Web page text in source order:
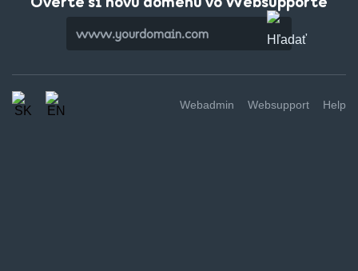
Webadmin Websupport Help